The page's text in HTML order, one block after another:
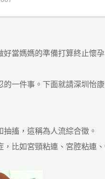
當媽媽的準備打算終止懷
一件事。下面就請深圳怡
搐，這稱為人流綜合徵。
比如宮頸粘連、宮腔粘連